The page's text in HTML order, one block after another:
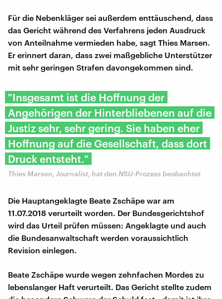
Für die Nebenkläger sei außerdem enttäuschend, dass
das Gericht während des Verfahrens jeden Ausdruck
von Anteilnahme vermieden habe, sagt Thies Marsen.
Er erinnert daran, dass zwei maßgebliche Unterstützer
mit sehr geringen Strafen davongekommen sind.
"Insgesamt ist die Hoffnung der
Angehörigen der Hinterbliebenen auf die
Justiz sehr, sehr gering. Sie haben eher
Hoffnung auf die Gesellschaft, dass dort
Druck entsteht."
Thies Marsen, Journalist, hat den NSU-Prozess beobachtet
Die Hauptangeklagte Beate Zschäpe war am
11.07.2018 verurteilt worden. Der Bundesgerichtshof
wird das Urteil prüfen müssen: Angeklagte und auch
die Bundesanwaltschaft werden voraussichtlich
Revision einlegen.
Beate Zschäpe wurde wegen zehnfachen Mordes zu
lebenslanger Haft verurteilt. Das Gericht stellte zudem